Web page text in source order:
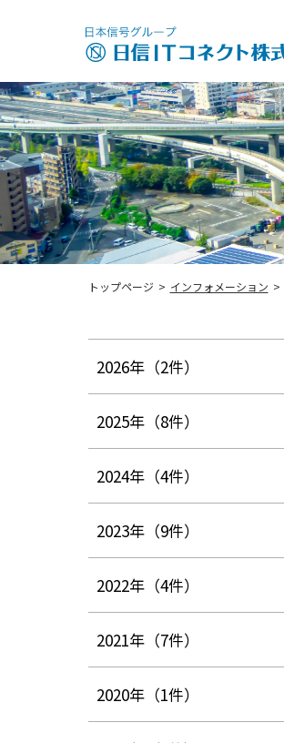
トップページ > インフォメーション >
2026年（2件）
2025年（8件）
2024年（4件）
2023年（9件）
2022年（4件）
2021年（7件）
2020年（1件）